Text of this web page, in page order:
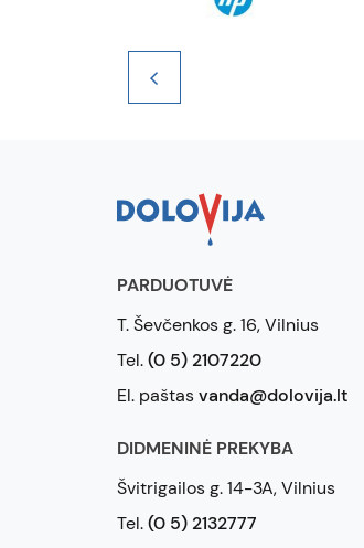
PARDUOTUVĖ
T. Ševčenkos g. 16, Vilnius
Tel.(0 5) 2107220
El. paštasvanda@dolovija.lt
DIDMENINĖ PREKYBA
Švitrigailos g. 14-3A, Vilnius
Tel.(0 5) 2132777